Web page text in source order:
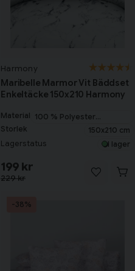
Harmony
Maribelle Marmor Vit Bäddset
Enkeltäcke 150x210 Harmony
Material 100 % Polyester
Storlek 150x210 cm
Lagerstatus I lager
229 kr
199 kr
-38%